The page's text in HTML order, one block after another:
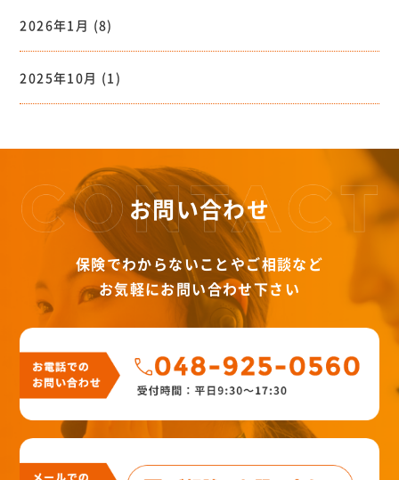
2026年1月 (8)
2025年10月 (1)
お問い合わせ
保険でわからないことやご相談など
お気軽にお問い合わせ下さい